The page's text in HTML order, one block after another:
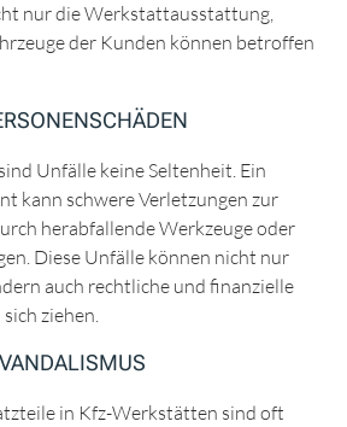
nur die Werkstattausstattung,
der Kunden können betroffen
Unfälle keine Seltenheit. Ein
kann schwere Verletzungen zur
herabfallende Werkzeuge oder
Diese Unfälle können nicht nur
auch rechtliche und finanzielle
ziehen.
in Kfz-Werkstätten sind oft